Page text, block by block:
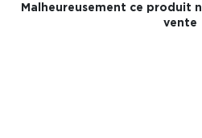
Malheureusement ce produit
vente